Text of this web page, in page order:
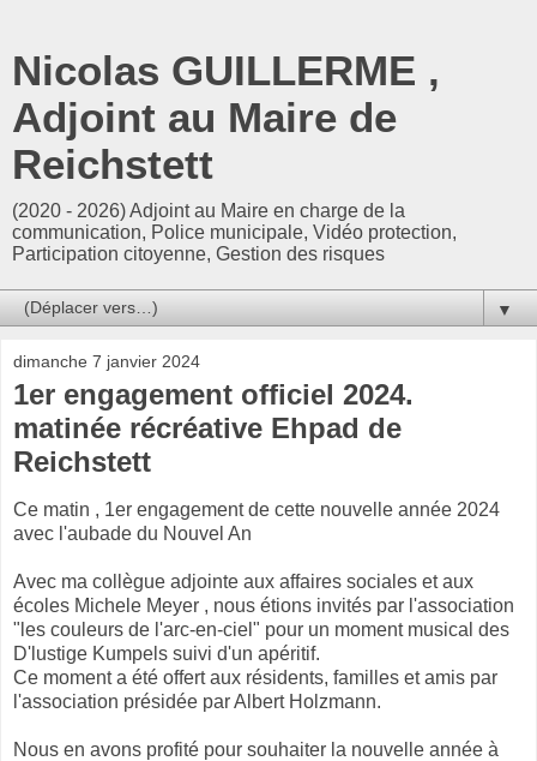
Nicolas GUILLERME ,
Adjoint au Maire de
Reichstett
(2020 - 2026) Adjoint au Maire en charge de la
communication, Police municipale, Vidéo protection,
Participation citoyenne, Gestion des risques
▼
dimanche 7 janvier 2024
1er engagement officiel 2024.
matinée récréative Ehpad de
Reichstett
Ce matin , 1er engagement de cette nouvelle année 2024
avec l'aubade du Nouvel An
Avec ma collègue adjointe aux affaires sociales et aux
écoles Michele Meyer , nous étions invités par l'association
"les couleurs de l'arc-en-ciel" pour un moment musical des
D'lustige Kumpels suivi d'un apéritif.
Ce moment a été offert aux résidents, familles et amis par
l'association présidée par Albert Holzmann.
Nous en avons profité pour souhaiter la nouvelle année à